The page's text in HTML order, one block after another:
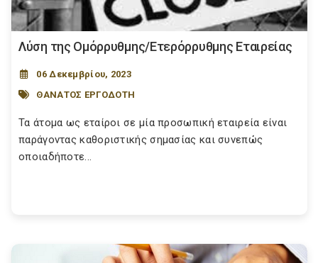
Λύση της Ομόρρυθμης/Ετερόρρυθμης Εταιρείας
06 Δεκεμβρίου, 2023
ΘΑΝΑΤΟΣ ΕΡΓΟΔΟΤΗ
Τα άτομα ως εταίροι σε μία προσωπική εταιρεία είναι
παράγοντας καθοριστικής σημασίας και συνεπώς
οποιαδήποτε...